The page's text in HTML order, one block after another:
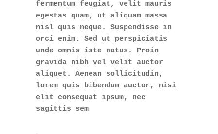
fermentum feugiat, velit mauris
egestas quam, ut aliquam massa
nisl quis neque. Suspendisse in
orci enim. Sed ut perspiciatis
unde omnis iste natus. Proin
gravida nibh vel velit auctor
aliquet. Aenean sollicitudin,
lorem quis bibendum auctor, nisi
elit consequat ipsum, nec
sagittis sem